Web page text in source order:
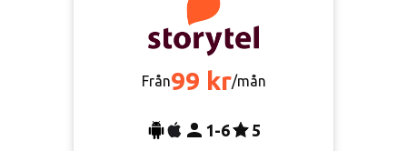
Från99 kr/mån
1-6 5